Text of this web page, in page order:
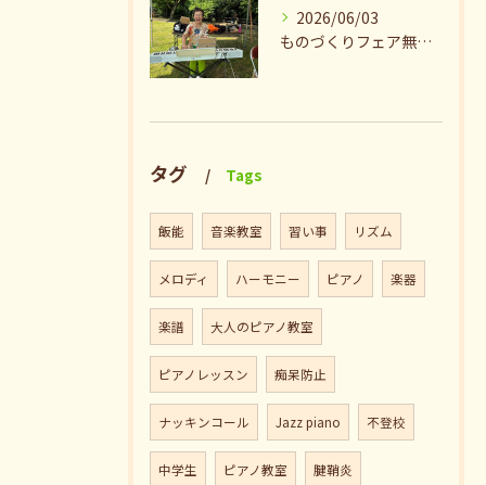
2026/06/03
ものづくりフェア無事終了♪ありがとうございました。
タグ Tags
飯能 音楽教室 習い事 リズム
メロディ ハーモニー ピアノ 楽器
楽譜 大人のピアノ教室
ピアノレッスン 痴呆防止
ナッキンコール Jazz piano 不登校
中学生 ピアノ教室 腱鞘炎